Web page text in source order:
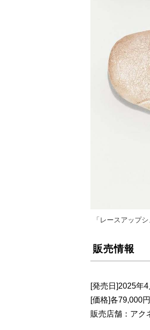
「レースアップ
販売情報
[発売日]2025年
[価格]各79,000
販売店舗：アク